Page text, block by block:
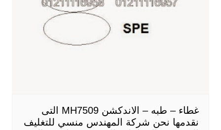
غطاء – طبه – الاندكشن MH7509 التى
نقدمها نحن شركة المهندس منسي للتغليف